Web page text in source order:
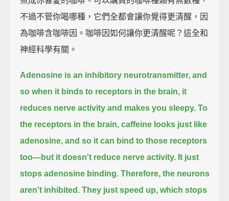
不過不管你喝哪種，它們全都會讓你覺得更清醒，因
為咖啡含咖啡因。咖啡因如何讓你更清醒呢？這全和
神經科學有關。
Adenosine is an inhibitory neurotransmitter, and
so when it binds to receptors in the brain, it
reduces nerve activity and makes you sleepy. To
the receptors in the brain, caffeine looks just like
adenosine, and so it can bind to those receptors
too—but it doesn't reduce nerve activity. It just
stops adenosine binding. Therefore, the neurons
aren't inhibited. They just speed up, which stops